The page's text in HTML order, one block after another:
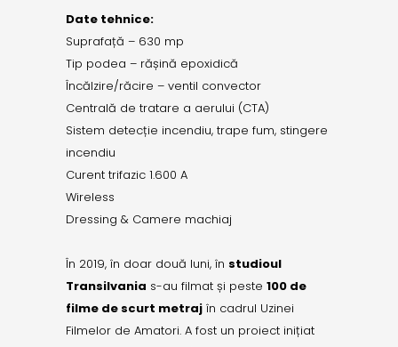
Date tehnice:
Suprafață – 630 mp
Tip podea – rășină epoxidică
Încălzire/răcire – ventil convector
Centrală de tratare a aerului (CTA)
Sistem detecție incendiu, trape fum, stingere
incendiu
Curent trifazic 1.600 A
Wireless
Dressing & Camere machiaj
În 2019, în doar două luni, în studioul
Transilvania s-au filmat și peste 100 de
filme de scurt metraj în cadrul Uzinei
Filmelor de Amatori. A fost un proiect inițiat